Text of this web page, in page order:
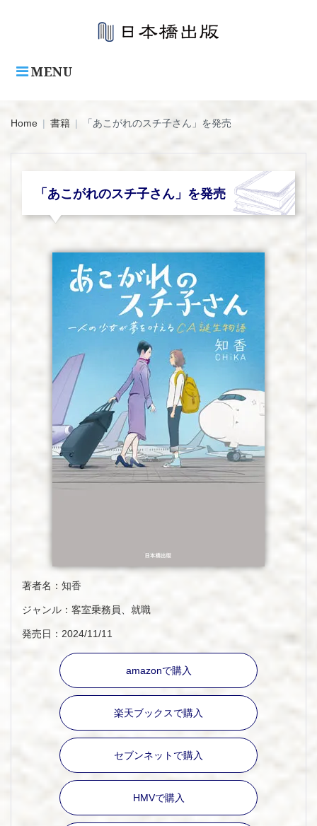
MENU
Home | 書籍 | 「あこがれのスチ子さん」を発売
「あこがれのスチ子さん」を発売
著者名：知香
ジャンル：客室乗務員、就職
発売日：2024/11/11
amazonで購入
楽天ブックスで購入
セブンネットで購入
HMVで購入